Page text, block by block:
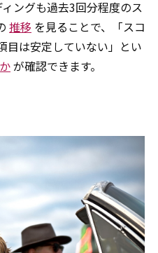
ングも過去3回分程度のス
推移 を見ることで、「スコ
目は安定していない」とい
が確認できます。